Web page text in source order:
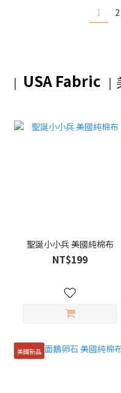
1 2
｜ USA Fabric
聖誕小小兵 美國純棉布
NT$199
美國新品